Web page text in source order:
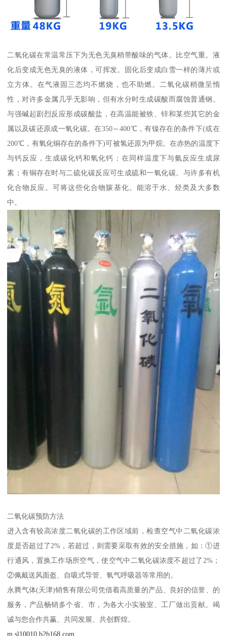
二氧化碳在常温常压下为无色无臭稍带酸味的气体。比空气重。液
化后变成无色无臭的液体，可挥发。固化后变成白雪一样的薄片或
立方体。在气液固三态均不燃烧，也不助燃。二氧化碳稍微呈惰
性，对许多金属几乎无影响，但有水分时生成碳酸而腐蚀普通钢。
与强碱起剧烈反应形成碳酸盐，在高温能被铁、锌和某些其它的金
属以及碳还原成一氧化碳。在350～400℃，有镍存在的条件下(或在
200℃，有氧化铜存在的条件下)可被氢还原为甲烷。在赤热的温度下
与钙反应，生成碳化钙和氧化钙；在同样温度下与氨反应生成尿
素；有铜存在时与二硫化碳反应可生成硫和一氧化碳。与许多有机
化合物反应。可将这些化合物羰基化。能溶于水、烃类及大多数
中。
二氧化碳预防方法
进入含有较高浓度二氧化碳的工作区域前，检查空气中二氧化碳浓
度是否超过了2%，若超过，则需要采取有效的安全措施，如：①进
行通风，置换工作场所空气，使空气中二氧化碳浓度不超过了2%；
②佩戴送风面盔、自吸式导管、氧气呼吸器等常用的。
永腾气体(天津)销售有限公司凭借着高质量的产品、良好的信誉、的
服务，产品畅销多个省、市，为各大小实验室、工厂做出贡献。竭
诚与您合作共赢、共同发展、共创辉煌。
m.sl10010.b2b168.com